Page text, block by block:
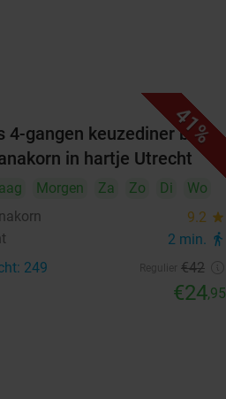
41%
4-gangen keuzediner bij
in hartje Utrecht
Morgen Za Zo Di
Wo
9.2 star
2 min. directions_walk
249 €42
€24,95